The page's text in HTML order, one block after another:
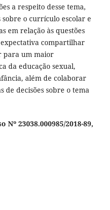
a respeito desse tema,
o currículo escolar e
em relação às questões
expectativa compartilhar
para um maior
da educação sexual,
além de colaborar
de decisões sobre o tema
Nº 23038.000985/2018-89,